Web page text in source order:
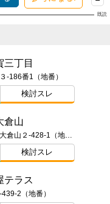
三丁目
-186番1（地番）
検討スレ
倉山
神奈川県横浜市港北区大倉山２-428-1（地番）
検討スレ
テラス
2（地番）